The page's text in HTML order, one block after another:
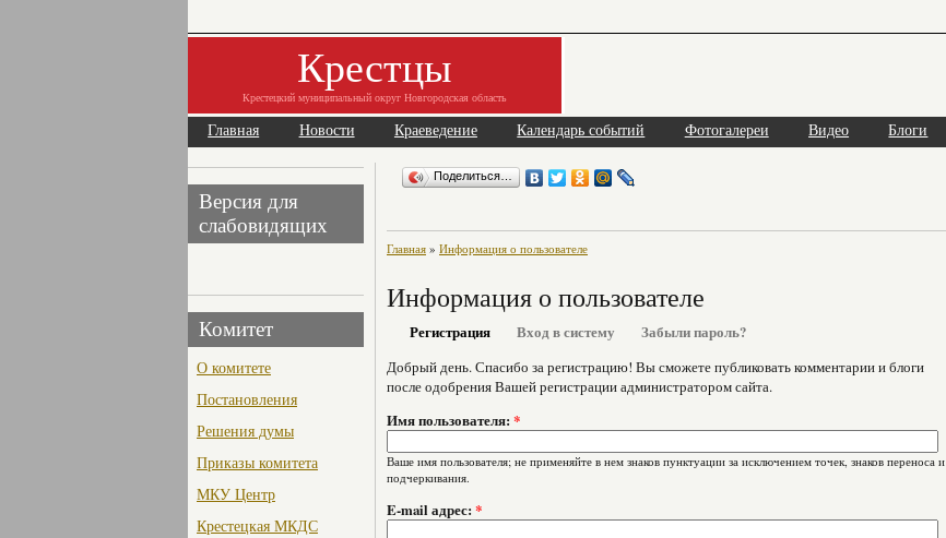
Крестцы
Крестецкий муниципальный округ Новгородская область
Главная Новости Краеведение Календарь событий Фотогалереи Видео Блоги
Версия для
слабовидящих
Комитет
О комитете
Постановления
Решения думы
Приказы комитета
МКУ Центр
Крестецкая МКДС
Поделиться…
Главная » Информация о пользователе
Информация о пользователе
Регистрация Вход в систему
Забыли пароль?
Добрый день. Спасибо за регистрацию! Вы сможете публиковать комментарии и блоги
после одобрения Вашей регистрации администратором сайта.
Имя пользователя: *
Ваше имя пользователя; не применяйте в нем знаков пунктуации за исключением точек, знаков переноса и
подчеркивания.
E-mail адрес: *